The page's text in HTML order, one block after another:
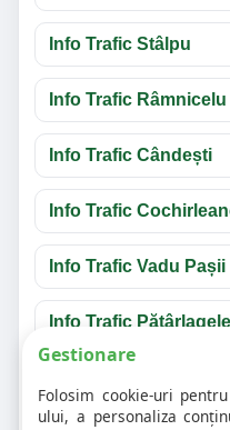
Info Trafic Stâlpu
Info Trafic Râmnicelu
Info Trafic Cândești
Info Trafic
Info Trafic Vadu Pașii
Info Trafic Pătârlagele
Întrebări frecvente
Gestionare
Folosim cookie-uri
ului, a personaliza